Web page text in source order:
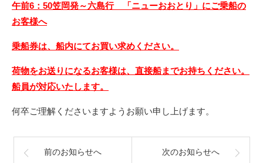
午前6：50笠岡発～六島行 「ニューおおとり」にご乗船の
お客様へ
乗船券は、船内にてお買い求めください。
荷物をお送りになるお客様は、直接船までお持ちください。
船員が対応いたします。
何卒ご理解くださいますようお願い申し上げます。
前のお知らせへ 次のお知らせへ